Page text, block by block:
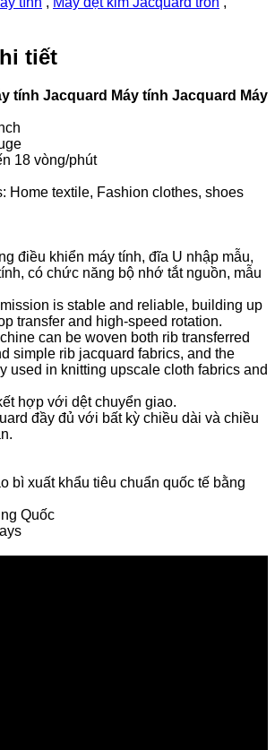
tiết
tính Jacquard Máy tính Jacquard Máy
18 vòng/phút
Home textile, Fashion clothes, shoes
điều khiển máy tính, đĩa U nhập mẫu,
có chức năng bộ nhớ tắt nguồn, mẫu
is stable and reliable, building up
transfer and high-speed rotation.
can be woven both rib transferred
simple rib jacquard fabrics, and the
used in knitting upscale cloth fabrics and
hợp với dệt chuyển giao.
đầy đủ với bất kỳ chiều dài và chiều
bì xuất khẩu tiêu chuẩn quốc tế bằng
Quốc